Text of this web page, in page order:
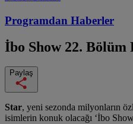
Programdan Haberler
İbo Show 22. Bölüm
Paylaş
Star, yeni sezonda milyonların
isimlerin konuk olacağı ‘İbo